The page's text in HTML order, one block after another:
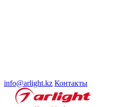
info@arlight.kz Контакты